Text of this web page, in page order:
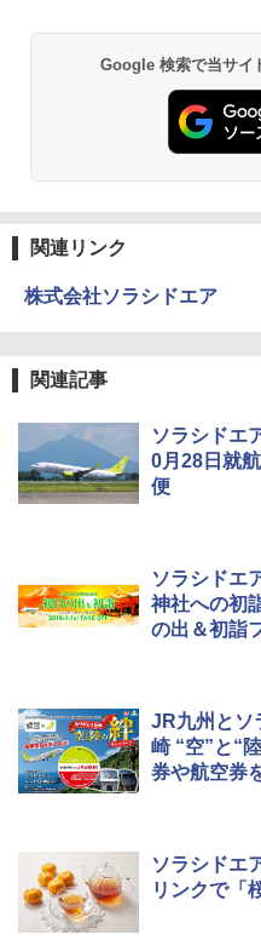
PYKES
ト プライ
人用 折り
ーチ ピク
テント ワ
[キャンパ
広げるだ
￥8,991
Coleman(
X 2人用
￥20,718
026リニ
コンパク
￥2,980
￥6,459
可能 安
ンパクト
ア/オフィ
電動エア
ゴムボー
保護 日光
Google 検索で当サイ
関連リンク
株式会社ソラシドエア
関連記事
ソラシドエ
0月28日就
便
ソラシドエ
神社への初
の出＆初詣
JR九州とソ
崎 “空”と“
券や航空券
ソラシドエ
リンクで「